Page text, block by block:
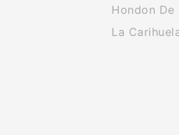
Hondon De
La